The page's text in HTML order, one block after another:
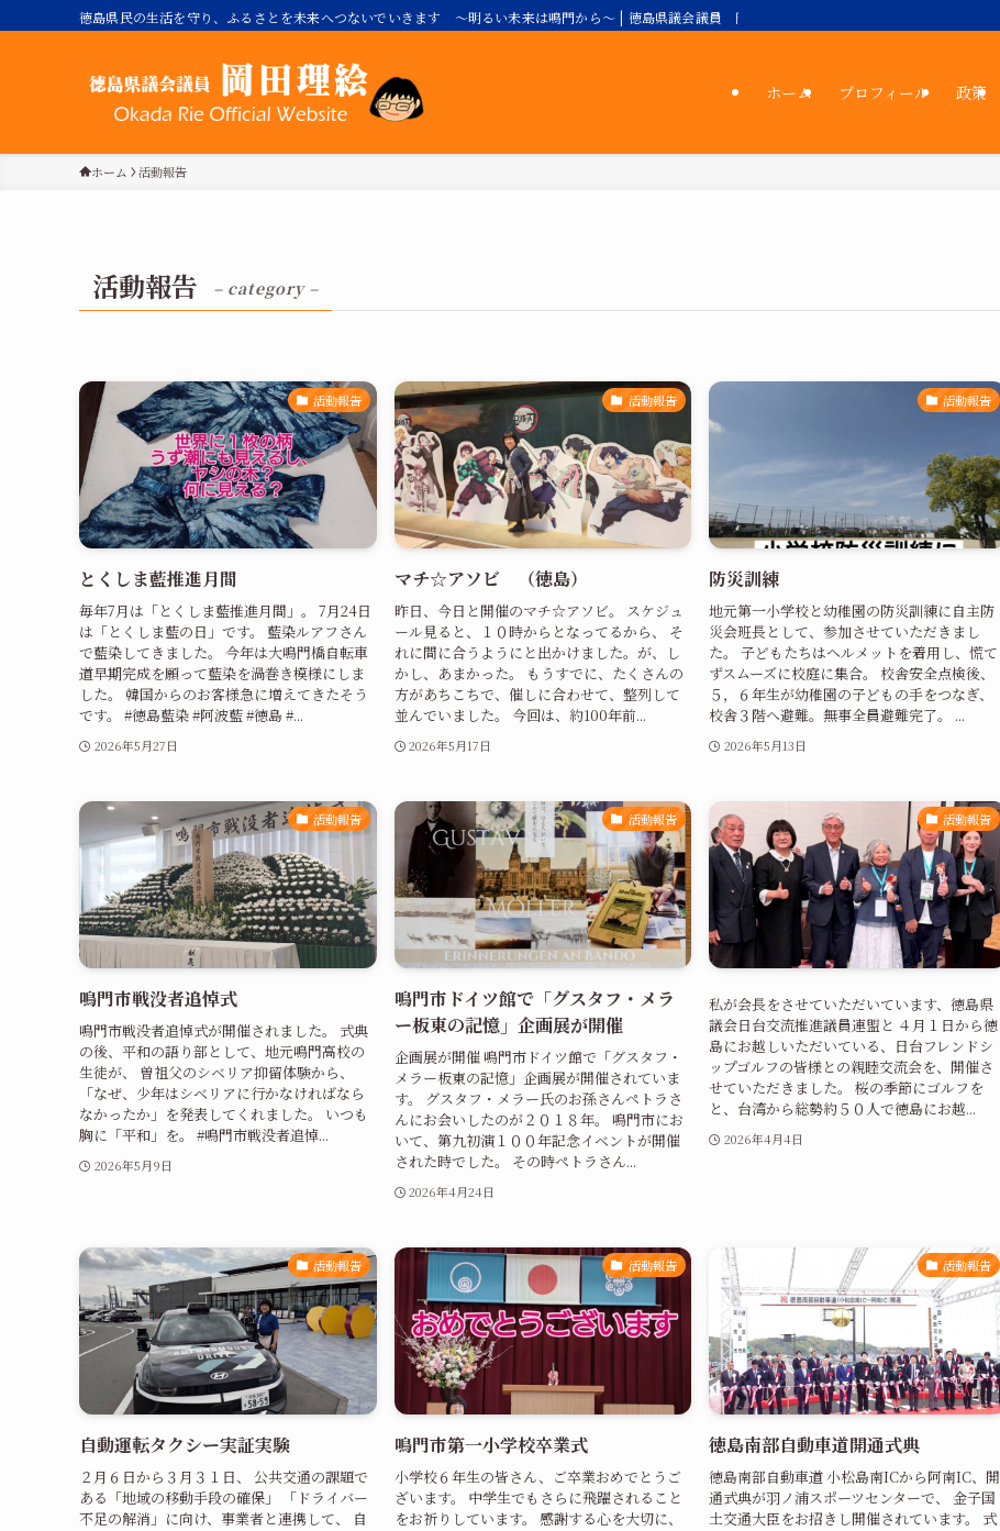
徳島県民の生活を守り、ふるさとを未来へつないでいきます ～明るい未来は鳴門から～ | 徳島県議会議員 岡田理絵公式サイト／自由民主党
ホーム プロフィール 政策
ホーム 活動報告
活動報告 – category –
活動報告
とくしま藍推進月間
毎年7月は「とくしま藍推進月間」。 7月24日
は「とくしま藍の日」です。 藍染ルアフさん
で藍染してきました。 今年は大鳴門橋自転車
道早期完成を願って藍染を渦巻き模様にしま
した。 韓国からのお客様急に増えてきたそう
です。 #徳島藍染 #阿波藍 #徳島 #...
2026年5月27日
活動報告
マチ☆アソビ （徳島）
昨日、今日と開催のマチ☆アソビ。 スケジュ
ール見ると、１０時からとなってるから、 そ
れに間に合うようにと出かけました。が、し
かし、あまかった。 もうすでに、たくさんの
方があちこちで、催しに合わせて、整列して
並んでいました。 今回は、約100年前...
2026年5月17日
活動報告
防災訓練
地元第一小学校と幼稚園の防災訓練に自主防
災会班長として、参加させていただきまし
た。 子どもたちはヘルメットを着用し、慌て
ずスムーズに校庭に集合。 校舎安全点検後、
５，６年生が幼稚園の子どもの手をつなぎ、
校舎３階へ避難。無事全員避難完了。 ...
2026年5月13日
活動報告
鳴門市戦没者追悼式
鳴門市戦没者追悼式が開催されました。 式典
の後、平和の語り部として、地元鳴門高校の
生徒が、 曽祖父のシベリア抑留体験から、
「なぜ、少年はシベリアに行かなければなら
なかったか」を発表してくれました。 いつも
胸に「平和」を。 #鳴門市戦没者追悼...
2026年5月9日
活動報告
鳴門市ドイツ館で「グスタフ・メラ
ー板東の記憶」企画展が開催
企画展が開催 鳴門市ドイツ館で「グスタフ・
メラー板東の記憶」企画展が開催されていま
す。 グスタフ・メラー氏のお孫さんペトラさ
んにお会いしたのが２０１８年。 鳴門市にお
いて、第九初演１００年記念イベントが開催
された時でした。 その時ペトラさん...
2026年4月24日
活動報告
私が会長をさせていただいています、徳島県
議会日台交流推進議員連盟と ４月１日から徳
島にお越しいただいている、日台フレンドシ
ップゴルフの皆様との親睦交流会を、開催さ
せていただきました。 桜の季節にゴルフを
と、台湾から総勢約５０人で徳島にお越...
2026年4月4日
活動報告
自動運転タクシー実証実験
２月６日から３月３１日、 公共交通の課題で
ある「地域の移動手段の確保」 「ドライバー
不足の解消」に向け、事業者と連携して、 自
活動報告
鳴門市第一小学校卒業式
小学校６年生の皆さん、ご卒業おめでとうご
ざいます。 中学生でもさらに飛躍されること
をお祈りしています。 感謝する心を大切に、
活動報告
徳島南部自動車道開通式典
徳島南部自動車道 小松島南ICから阿南IC、開
通式典が羽ノ浦スポーツセンターで、 金子国
土交通大臣をお招きし開催されています。 式